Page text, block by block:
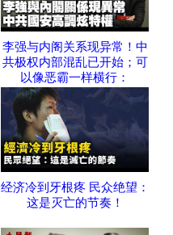
李强与内阁关系现异常！中
共极权内部混乱已开始；可
以像恶霸一样横行：
经济冷到牙根疼 民众绝望：
这是灭亡的节奏！